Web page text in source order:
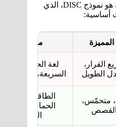
أحد أكثر النماذج شيوعاً وسهولة هو نموذج DISC، الذي
أساسية:
ما يقنعه
القرار،
الطويل
لغة الحسم، النتائج
السريعة، الثقة
متحمّس،
الطاقة الإيجابية،
الحماس، الأمثلة
الملهمة